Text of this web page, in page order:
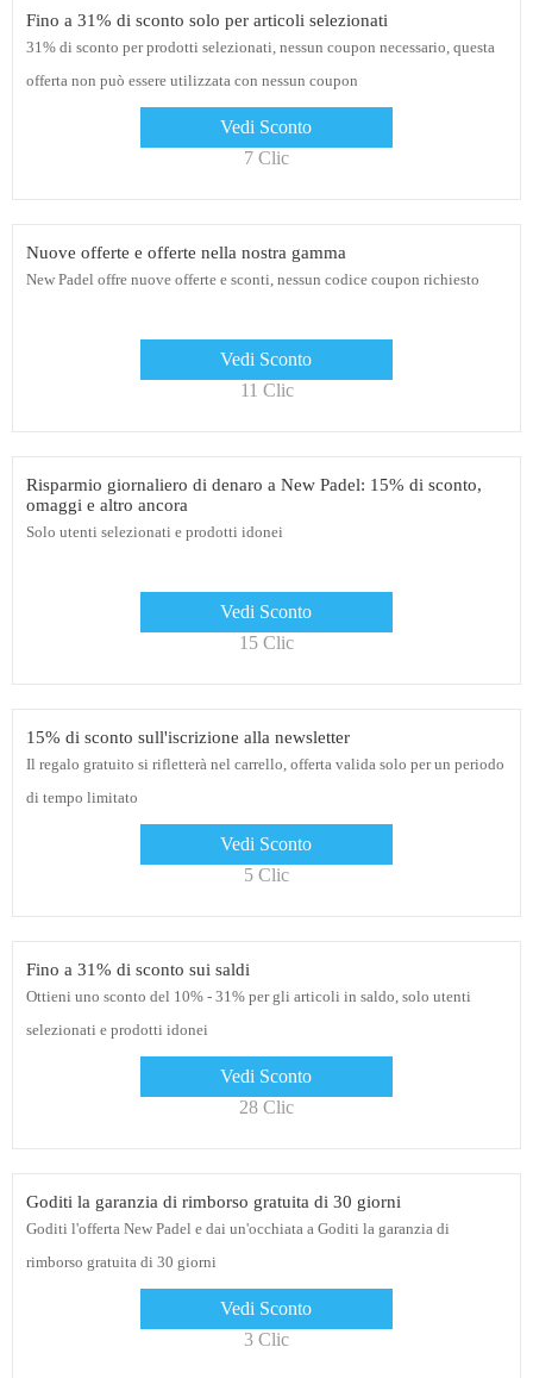
Fino a 31% di sconto solo per articoli selezionati
31% di sconto per prodotti selezionati, nessun coupon necessario, questa
offerta non può essere utilizzata con nessun coupon
Vedi Sconto
7 Clic
Nuove offerte e offerte nella nostra gamma
New Padel offre nuove offerte e sconti, nessun codice coupon richiesto
Vedi Sconto
11 Clic
Risparmio giornaliero di denaro a New Padel: 15% di sconto,
omaggi e altro ancora
Solo utenti selezionati e prodotti idonei
Vedi Sconto
15 Clic
15% di sconto sull'iscrizione alla newsletter
Il regalo gratuito si rifletterà nel carrello, offerta valida solo per un periodo
di tempo limitato
Vedi Sconto
5 Clic
Fino a 31% di sconto sui saldi
Ottieni uno sconto del 10% - 31% per gli articoli in saldo, solo utenti
selezionati e prodotti idonei
Vedi Sconto
28 Clic
Goditi la garanzia di rimborso gratuita di 30 giorni
Goditi l'offerta New Padel e dai un'occhiata a Goditi la garanzia di
rimborso gratuita di 30 giorni
Vedi Sconto
3 Clic